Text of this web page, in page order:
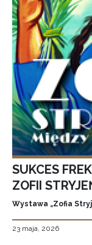
SUKCES
ZOFII
Wystawa „Zofia
23 maja, 2026